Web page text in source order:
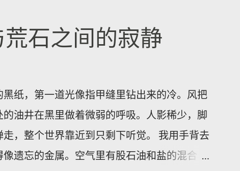
。建议企业立即排查网络中的受影响型号并
证、核实并强制实施密码复杂度策略，同时
石之间的寂静
纸，第一道光像指甲缝里钻出来的冷。风把
油井在黑里做着微弱的呼吸。人影稀少，脚
，整个世界靠近到只剩下听觉。 我用手背去
遗忘的金属。空气里有股石油和盐的混合